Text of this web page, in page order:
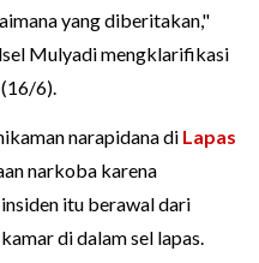
yang diberitakan,"
Mulyadi mengklarifikasi
6).
narapidana di Lapas
narkoba karena
itu berawal dari
di dalam sel lapas.